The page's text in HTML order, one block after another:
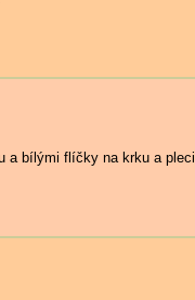
a bílými flíčky na krku a pleci.